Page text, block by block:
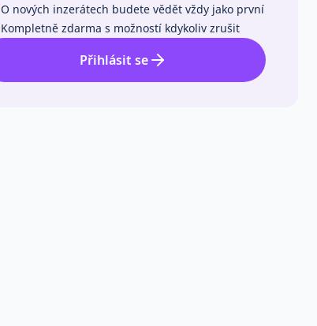
O nových inzerátech budete vědět vždy jako první
Kompletně zdarma s možností kdykoliv zrušit
Přihlásit se